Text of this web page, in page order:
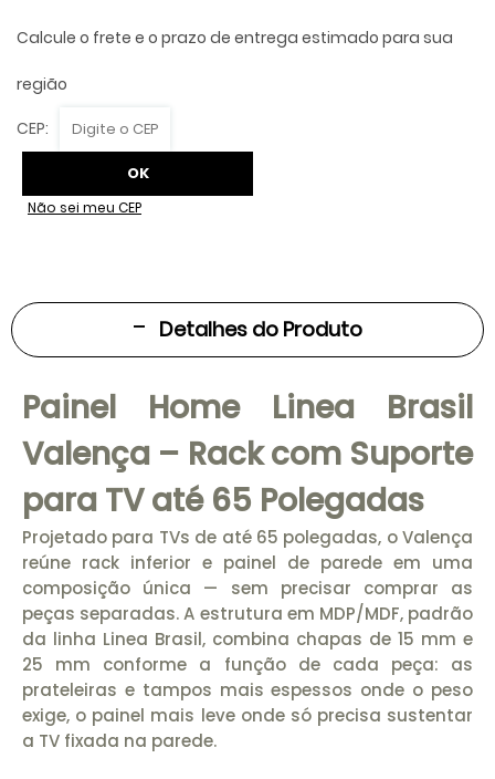
Não sei meu CEP
Detalhes do Produto
Painel Home Linea Brasil
Valença – Rack com Suporte
para TV até 65 Polegadas
Projetado para TVs de até 65 polegadas, o Valença
reúne rack inferior e painel de parede em uma
composição única — sem precisar comprar as
peças separadas. A estrutura em MDP/MDF, padrão
da linha Linea Brasil, combina chapas de 15 mm e
25 mm conforme a função de cada peça: as
prateleiras e tampos mais espessos onde o peso
exige, o painel mais leve onde só precisa sustentar
a TV fixada na parede.